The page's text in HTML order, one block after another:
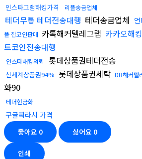
인스타그램해킹가격 리플송금업체
테더무통 테더전송대행 테더송금업체
플 잡코인판매 카톡해커텔레그램 카카오해
트코인전송대행
인스타해킹의뢰 롯데상품권테더전송
신세계상품권94% 롯데상품권세탁 DB해커텔
화90
테더현금화
구글찌라시 가격
좋아요 0 싫어요 0
인쇄